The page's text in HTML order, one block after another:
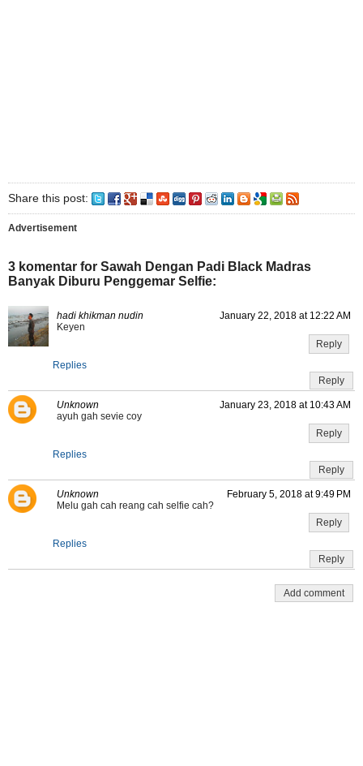
Share this post:
Advertisement
3 komentar for Sawah Dengan Padi Black Madras
Banyak Diburu Penggemar Selfie:
hadi khikman nudin
January 22, 2018 at 12:22 AM
Keyen
Reply
Replies
Reply
Unknown
January 23, 2018 at 10:43 AM
ayuh gah sevie coy
Reply
Replies
Reply
Unknown
February 5, 2018 at 9:49 PM
Melu gah cah reang cah selfie cah?
Reply
Replies
Reply
Add comment